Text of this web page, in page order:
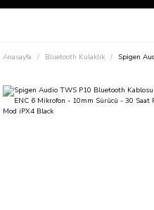
Süper
Anasayfa Bluetooth Kulaklık Spigen